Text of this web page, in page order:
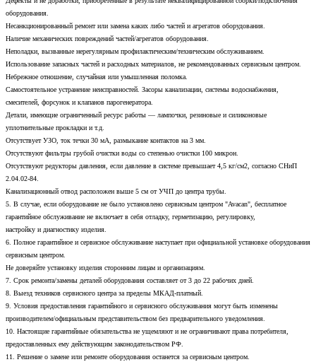
оборудования.
Несанкционированный ремонт или замена каких либо частей и агрегатов оборудования.
Наличие механических повреждений частей/агрегатов оборудования.
Неполадки, вызванные нерегулярным профилактическим/техническим обслуживанием.
Использование запасных частей и расходных материалов, не рекомендованных сервисным центром.
Небрежное отношение, случайная или умышленная поломка.
Самостоятельное устранение неисправностей. Засоры канализации, системы водоснабжения,
смесителей, форсунок и клапанов парогенератора.
Детали, имеющие ограниченный ресурс работы — лампочки, резиновые и силиконовые
уплотнительные прокладки и т.д.
Отсутствует УЗО, ток течки 30 мА, размыкание контактов на 3 мм.
Отсутствуют фильтры грубой очистки воды со степенью очистки 100 микрон.
Отсутствуют редукторы давления, если давление в системе превышает 4,5 кг/см2, согласно СНиП
2.04.02-84.
Канализационный отвод расположен выше 5 см от УЧП до центра трубы.
5. В случае, если оборудование не было установлено сервисным центром "Avacan", бесплатное
гарантийное обслуживание не включает в себя отладку, герметизацию, регулировку,
настройку и диагностику изделия.
6. Полное гарантийное и сервисное обслуживание наступает при официальной установке оборудования
сервисным центром.
Не доверяйте установку изделия сторонним лицам и организациям.
7. Срок ремонта/замены деталей оборудования составляет от 3 до 22 рабочих дней.
8. Выезд техников сервисного центра за пределы МКАД-платный.
9. Условия предоставления гарантийного и сервисного обслуживания могут быть изменены
производителем/официальным представительством без предварительного уведомления.
10. Настоящие гарантийные обязательства не ущемляют и не ограничивают права потребителя,
предоставленных ему действующим законодательством РФ.
11. Решение о замене или ремонте оборудования останется за сервисным центром.